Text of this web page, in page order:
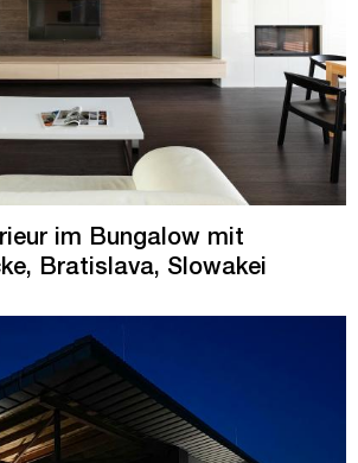
im Bungalow mit
Bratislava, Slowakei